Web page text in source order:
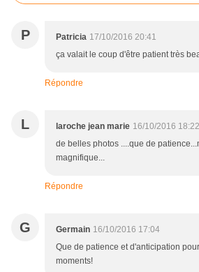
P Patricia 17/10/2016 20:41
ça valait le coup d'être patient très
Répondre
L laroche jean marie 16/10/2016 18:22
de belles photos ....que de
magnifique...
Répondre
G Germain 16/10/2016 17:04
Que de patience et d'anticipation
moments!